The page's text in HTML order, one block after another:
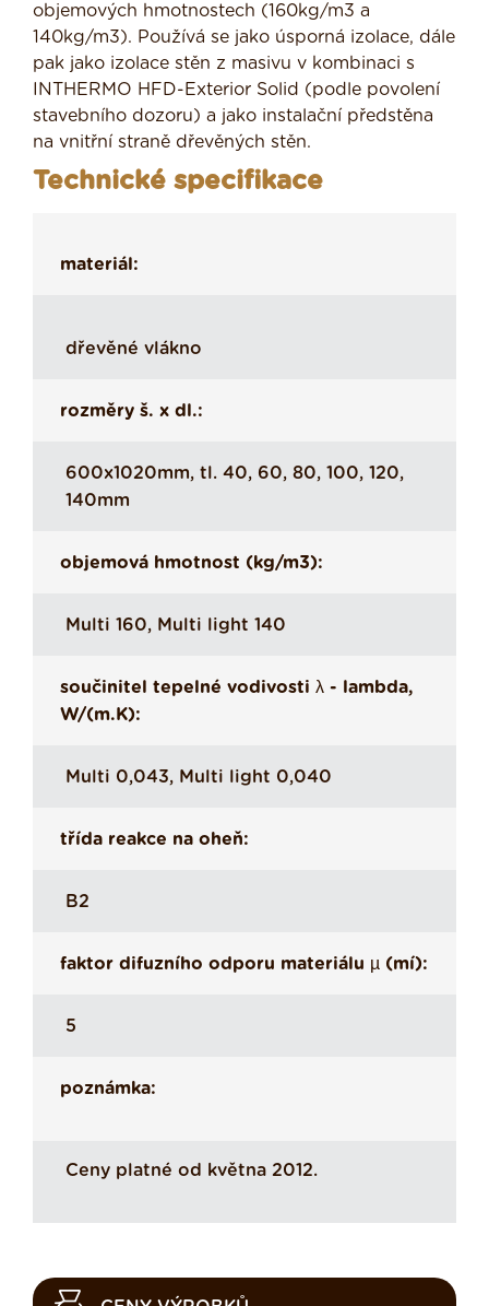
objemových hmotnostech (160kg/m3 a
140kg/m3). Používá se jako úsporná izolace, dále
pak jako izolace stěn z masivu v kombinaci s
INTHERMO HFD-Exterior Solid (podle povolení
stavebního dozoru) a jako instalační předstěna
na vnitřní straně dřevěných stěn.
Technické specifikace
materiál:
dřevěné vlákno
rozměry š. x dl.:
600x1020mm, tl. 40, 60, 80, 100, 120,
140mm
objemová hmotnost (kg/m3):
Multi 160, Multi light 140
součinitel tepelné vodivosti λ - lambda,
W/(m.K):
Multi 0,043, Multi light 0,040
třída reakce na oheň:
B2
faktor difuzního odporu materiálu µ (mí):
5
poznámka:
Ceny platné od května 2012.